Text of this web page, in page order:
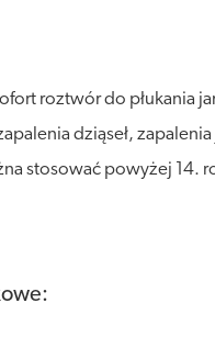
roztwór do płukania
dziąseł,
stosować powyżej 14.